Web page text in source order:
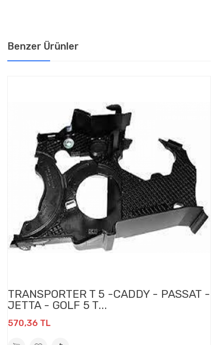
Benzer Ürünler
TRANSPORTER T 5 -CADDY - PASSAT -
JETTA - GOLF 5 T...
570,36 TL